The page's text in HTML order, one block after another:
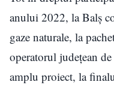
anului 2022, la Balș
gaze naturale, la
operatorul județean
amplu proiect, la